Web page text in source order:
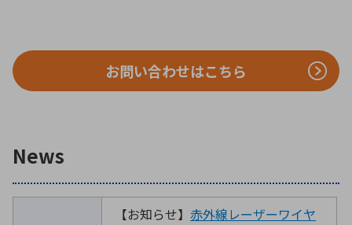
照射
医療機器 検索
お問い合わせはこちら
News
【お知らせ】 赤外線レーザーワイヤ